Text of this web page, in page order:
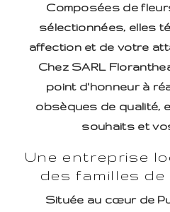
Composées de
sélectionnées, elles
affection et de votre
Chez SARL
point d'honneur à
obsèques de qualité,
souhaits et
Une entreprise
des familles de
Située au cœur de